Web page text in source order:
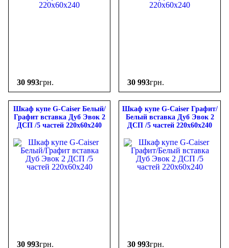
30 993грн. 30 993грн.
Шкаф купе G-Caiser Белый/
Графит вставка Дуб Эвок 2
ДСП /5 частей 220х60х240
30 993грн.
Шкаф купе G-Caiser Графит/
Белый вставка Дуб Эвок 2
ДСП /5 частей 220х60х240
30 993грн.